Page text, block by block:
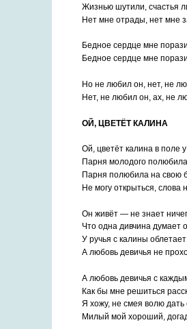
Жизнью шутили, счастья
Нет мне отрады, нет мне
Бедное сердце мне
Бедное сердце мне
Но не любил он, нет, не
Нет, не любил он, ах, не
ОЙ, ЦВЕТЁТ КАЛИНА
Ой, цветёт калина в поле
Парня молодого
Парня полюбила на свою
Не могу открыться, слова
Он живёт — не знает
Что одна дивчина думает
У ручья с калины облетает
А любовь девичья не
А любовь девичья с
Как бы мне решиться
Я хожу, не смея волю дать
Милый мой хороший,